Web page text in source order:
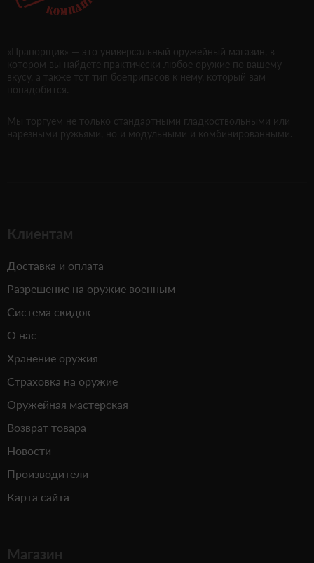
«Прапорщик» — это универсальный оружейный магазин, в
котором вы найдете практически любое оружие по вашему
вкусу, а также тот тип боеприпасов к нему, который вам
понадобится.
Мы торгуем не только стандартными гладкоствольными или
нарезными ружьями, но и модульными и комбинированными.
Клиентам
Доставка и оплата
Разрешение на оружие военным
Система скидок
О нас
Хранение оружия
Страховка на оружие
Оружейная мастерская
Возврат товара
Новости
Производители
Карта сайта
Магазин